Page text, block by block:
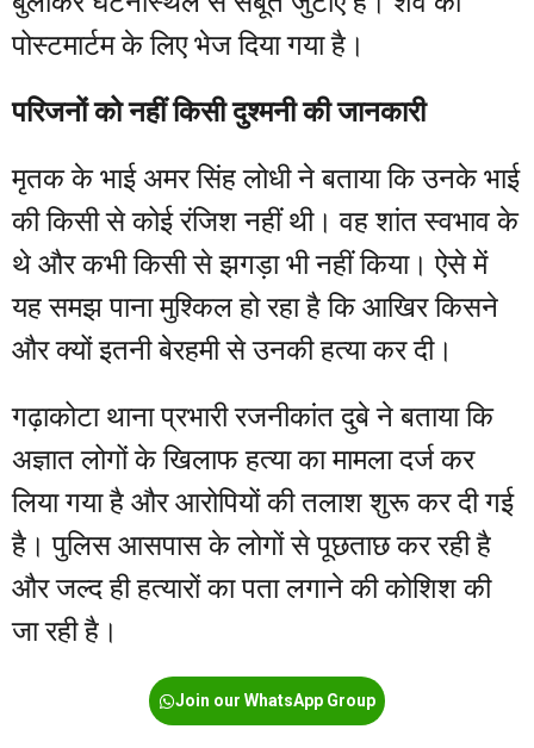
पोस्टमार्टम के लिए भेज दिया गया है।
परिजनों को नहीं किसी दुश्मनी की जानकारी
मृतक के भाई अमर सिंह लोधी ने बताया कि उनके भाई
की किसी से कोई रंजिश नहीं थी। वह शांत स्वभाव के
थे और कभी किसी से झगड़ा भी नहीं किया। ऐसे में
यह समझ पाना मुश्किल हो रहा है कि आखिर किसने
और क्यों इतनी बेरहमी से उनकी हत्या कर दी।
गढ़ाकोटा थाना प्रभारी रजनीकांत दुबे ने बताया कि
अज्ञात लोगों के खिलाफ हत्या का मामला दर्ज कर
लिया गया है और आरोपियों की तलाश शुरू कर दी गई
है। पुलिस आसपास के लोगों से पूछताछ कर रही है
और जल्द ही हत्यारों का पता लगाने की कोशिश की
जा रही है।
Join our WhatsApp Group